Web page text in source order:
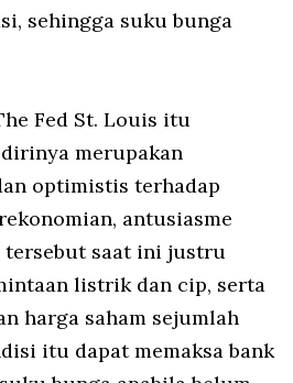
sehingga suku bunga
Fed St. Louis itu
merupakan
optimistis terhadap
antusiasme
saat ini justru
listrik dan cip, serta
harga saham sejumlah
itu dapat memaksa bank